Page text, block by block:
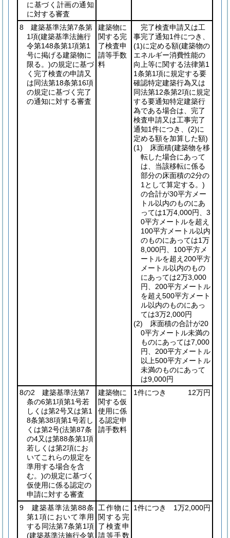
に基づく計画の通知
に対する審査
8 建築基準法第7条第
1項(建築基準法施行
令第148条第1項第1
号に掲げる建築物に
限る。)の規定に基づ
く完了検査の申請又
は同法第18条第16項
の規定に基づく完了
の通知に対する審査
建築物に
関する完
了検査申
請等手数
料
完了検査申請又は工
事完了通知1件につき、
(1)に定める額(建築物の
エネルギー消費性能の
向上等に関する法律第1
1条第1項に規定する要
確認特定建築行為又は
同法第12条第2項に規定
する要通知特定建築行
為である場合は、完了
検査申請又は工事完了
通知1件につき、 (2)に
定める額を加算した額)
(1) 床面積(建築物を移
転した場合にあって
は、当該移転に係る
部分の床面積の2分の
1として算定する。)
の合計が30平方メー
トル以内のものにあ
っては1万4,000円、3
0平方メートルを超え
100平方メートル以内
のものにあっては1万
8,000円、100平方メ
ートルを超え200平方
メートル以内のもの
にあっては2万3,000
円、200平方メートル
を超え500平方メート
ル以内のものにあっ
ては3万2,000円
(2) 床面積の合計が20
0平方メートル未満の
ものにあっては7,000
円、200平方メートル
以上500平方メートル
未満のものにあって
は9,000円
8の2 建築基準法第7
条の6第1項第1号若
しくは第2号又は第1
8条第38項第1号若し
くは第2号(法第87条
の4又は第88条第1項
若しくは第2項にお
いてこれらの規定を
準用する場合を含
む。)の規定に基づく
仮使用に係る認定の
申請に対する審査
建築物に
関する仮
使用に係
る認定申
請手数料
1件につき 12万円
9 建築基準法第88条
第1項において準用
する同法第7条第1項
(建築基準法施行令第
工作物に
関する完
了検査申
請等手数
1件につき 1万2,000円